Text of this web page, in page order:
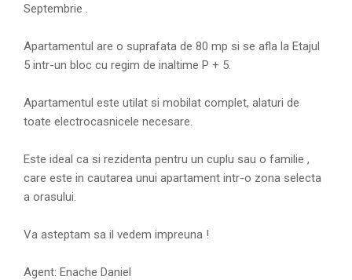
Septembrie .
Apartamentul are o suprafata de 80 mp si se afla la Etajul
5 intr-un bloc cu regim de inaltime P + 5.
Apartamentul este utilat si mobilat complet, alaturi de
toate electrocasnicele necesare.
Este ideal ca si rezidenta pentru un cuplu sau o familie ,
care este in cautarea unui apartament intr-o zona selecta
a orasului.
Va asteptam sa il vedem impreuna !
Agent: Enache Daniel